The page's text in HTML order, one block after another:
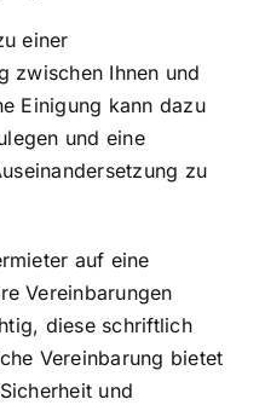
einer
zwischen Ihnen und
Einigung kann dazu
und eine
zu
auf eine
Vereinbarungen
diese schriftlich
Vereinbarung bietet
und